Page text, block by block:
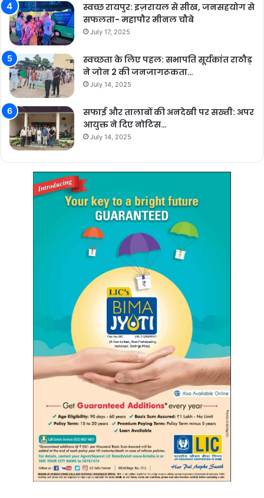
स्वच्छ रायपुर: इज़रायल से सीख, जनसहयोग से
सफलता- महापौर मीनल चौबे
July 17, 2025
स्वच्छता के लिए पहल: सभापति सूर्यकांत राठौड़
ने जोन 2 की जनजागरूकता…
July 14, 2025
सफाई और तालाबों की अनदेखी पर सख्ती: अपर
आयुक्त ने दिए नोटिस…
July 14, 2025